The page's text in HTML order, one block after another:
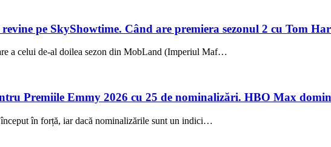
pe SkyShowtime. Când are premiera sezonul 2 cu Tom
a celui de-al doilea sezon din MobLand (Imperiul Maf…
Premiile Emmy 2026 cu 25 de nominalizări. HBO Max
în forță, iar dacă nominalizările sunt un indici…